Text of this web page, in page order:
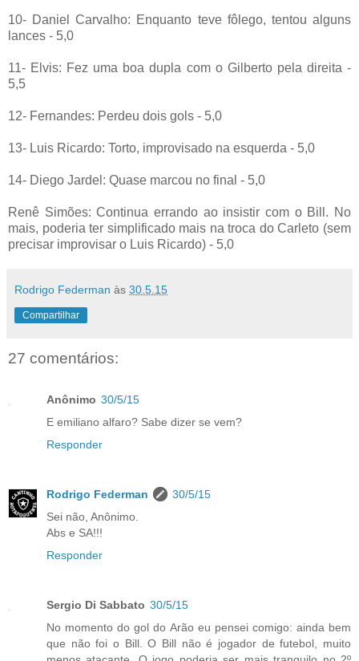
10- Daniel Carvalho: Enquanto teve fôlego, tentou alguns
lances - 5,0
11- Elvis: Fez uma boa dupla com o Gilberto pela direita -
5,5
12- Fernandes: Perdeu dois gols - 5,0
13- Luis Ricardo: Torto, improvisado na esquerda - 5,0
14- Diego Jardel: Quase marcou no final - 5,0
Renê Simões: Continua errando ao insistir com o Bill. No
mais, poderia ter simplificado mais na troca do Carleto (sem
precisar improvisar o Luis Ricardo) - 5,0
Rodrigo Federman às 30.5.15
Compartilhar
27 comentários:
Anônimo 30/5/15
E emiliano alfaro? Sabe dizer se vem?
Responder
Rodrigo Federman
30/5/15
Sei não, Anônimo.
Abs e SA!!!
Responder
Sergio Di Sabbato 30/5/15
No momento do gol do Arão eu pensei comigo: ainda bem
que não foi o Bill. O Bill não é jogador de futebol, muito